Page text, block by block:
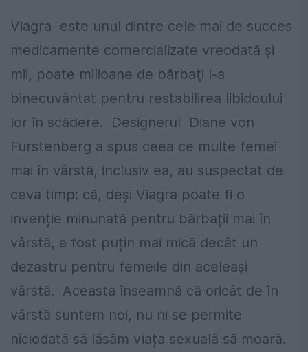
Viagra este unul dintre cele mai de succes
medicamente comercializate vreodată și
mii, poate milioane de bărbaţi l-a
binecuvântat pentru restabilirea libidoului
lor în scădere. Designerul Diane von
Furstenberg a spus ceea ce multe femei
mai în vârstă, inclusiv ea, au suspectat de
ceva timp: că, deși Viagra poate fi o
invenție minunată pentru bărbații mai în
vârstă, a fost puțin mai mică decât un
dezastru pentru femeile din aceleași
vârstă. Aceasta înseamnă că oricât de în
vârstă suntem noi, nu ni se permite
niciodată să lăsăm viața sexuală să moară.